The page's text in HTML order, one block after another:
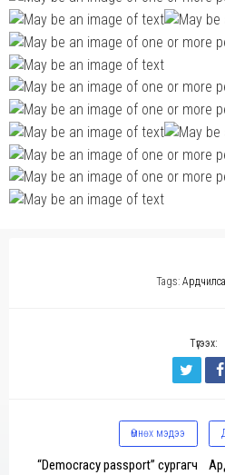
Tags:
Түгээх:
Өмнөх мэдээ
“Democracy passport” сургагч